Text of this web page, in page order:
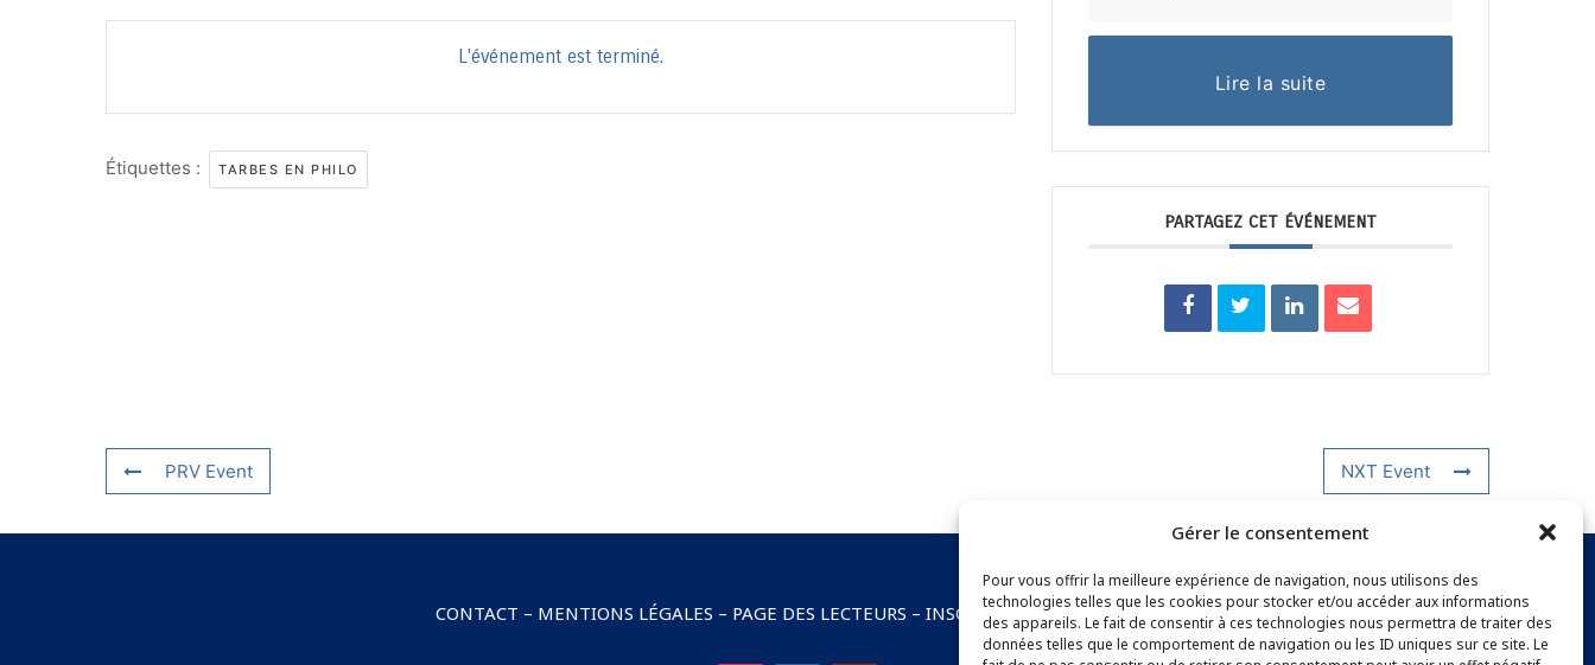
Gérer le consentement
Pour vous offrir la meilleure expérience de navigation, nous utilisons des
technologies telles que les cookies pour stocker et/ou accéder aux informations
des appareils. Le fait de consentir à ces technologies nous permettra de traiter des
données telles que le comportement de navigation ou les ID uniques sur ce site. Le
L'événement est terminé.
Étiquettes : TARBES EN PHILO
Lire la suite
PARTAGEZ CET ÉVÉNEMENT
PRV Event NXT Event
CONTACT – MENTIONS LÉGALES – PAGE DES LECTEURS – INSCRIPTION NEWSLETTER